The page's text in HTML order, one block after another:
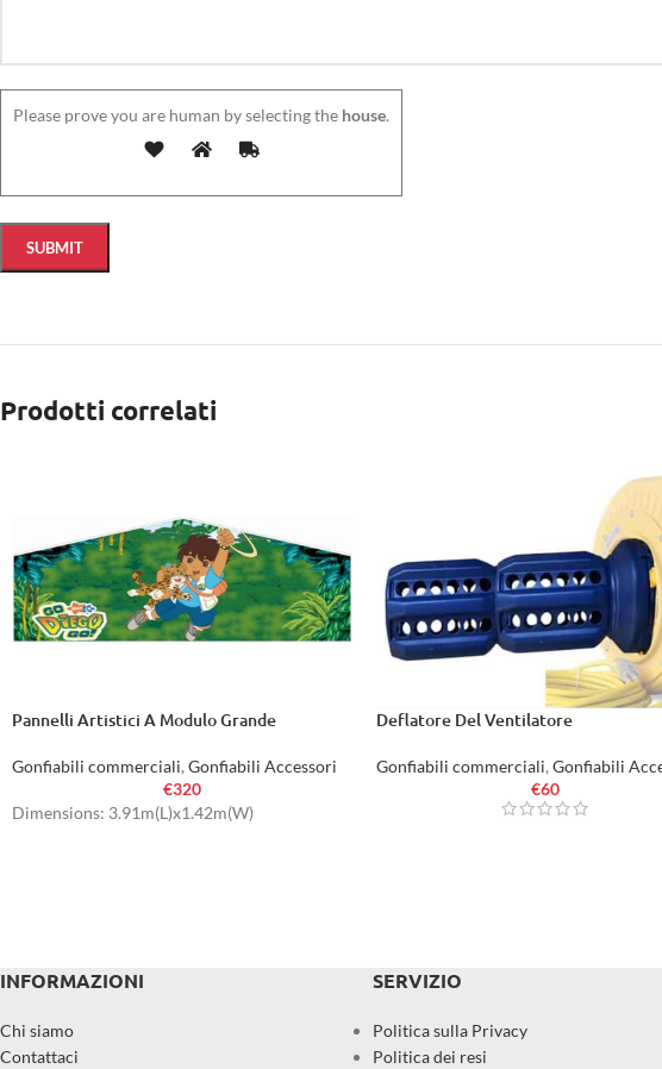
Please prove you are human by selecting the house.
Prodotti correlati
Pannelli Artistici A Modulo Grande
Gonfiabili commerciali, Gonfiabili Accessori
€320
Dimensions: 3.91m(L)x1.42m(W)
Deflatore Del Ventilatore
Gonfiabili commerciali, Gonfiabili
€60
INFORMAZIONI
Chi siamo
Contattaci
SERVIZIO
Politica sulla Privacy
Politica dei resi